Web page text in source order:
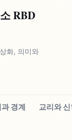
RBD
화, 의미와
경계 교리와